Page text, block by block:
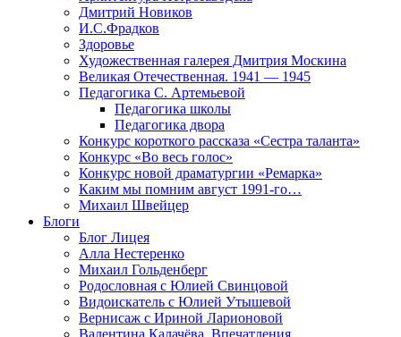
Дмитрий Новиков
И.С.Фрадков
Здоровье
Художественная галерея Дмитрия Москина
Великая Отечественная. 1941 — 1945
Педагогика С. Артемьевой
Педагогика школы
Педагогика двора
Конкурс короткого рассказа «Сестра таланта»
Конкурс «Во весь голос»
Конкурс новой драматургии «Ремарка»
Каким мы помним август 1991-го…
Михаил Швейцер
Блоги
Блог Лицея
Алла Нестеренко
Михаил Гольденберг
Родословная с Юлией Свинцовой
Видоискатель с Юлией Утышевой
Вернисаж с Ириной Ларионовой